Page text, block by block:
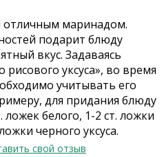
отличным маринадом.
подарит блюду
вкус. Задаваясь
уксуса», во время
учитывать его
для придания блюду
белого, 1-2 ст. ложки
черного уксуса.
свой отзыв